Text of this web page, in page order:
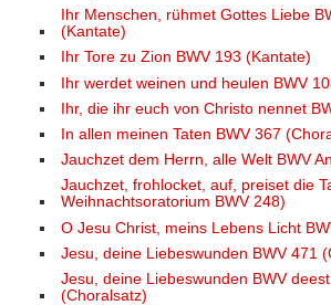
Ihr Menschen, rühmet Gottes Liebe
(Kantate)
Ihr Tore zu Zion BWV 193 (Kantate)
Ihr werdet weinen und heulen BWV
Ihr, die ihr euch von Christo nennet
In allen meinen Taten BWV 367
Jauchzet dem Herrn, alle Welt BWV
Jauchzet, frohlocket, auf, preiset die
Weihnachtsoratorium BWV 248)
O Jesu Christ, meins Lebens Licht
Jesu, deine Liebeswunden BWV 471
Jesu, deine Liebeswunden BWV
(Choralsatz)